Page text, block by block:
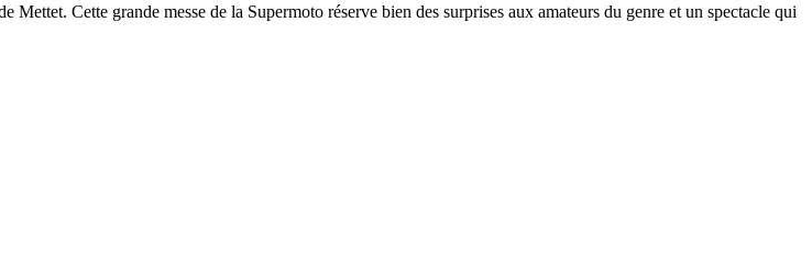
Cette grande messe de la Supermoto réserve bien des surprises aux amateurs du genre et un spectacle qui